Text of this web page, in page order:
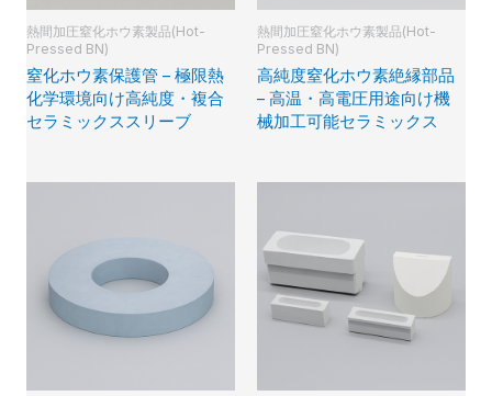
熱間加圧窒化ホウ素製品(Hot-
Pressed BN)
窒化ホウ素保護管 – 極限熱
化学環境向け高純度・複合
セラミックススリーブ
熱間加圧窒化ホウ素製品(Hot-
Pressed BN)
高純度窒化ホウ素絶縁部品
– 高温・高電圧用途向け機
械加工可能セラミックス